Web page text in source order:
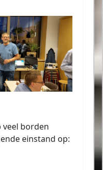
veel borden
einstand op: